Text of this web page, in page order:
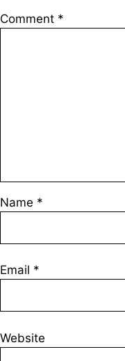
Comment *
Name *
Email *
Website